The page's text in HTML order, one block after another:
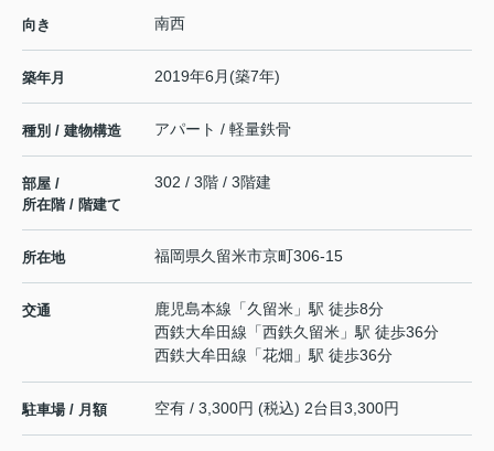
向き 南西
築年月 2019年6月(築7年)
種別 / 建物構造 アパート / 軽量鉄骨
部屋 /
所在階 / 階建て
302 / 3階 / 3階建
所在地 福岡県久留米市京町306-15
交通 鹿児島本線 「久留米 」駅 徒歩8分
西鉄大牟田線 「西鉄久留米 」駅 徒歩36分
西鉄大牟田線 「花畑 」駅 徒歩36分
駐車場 / 月額 空有 / 3,300円 (税込) 2台目3,300円